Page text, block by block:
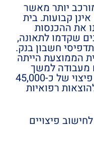
יותר מאשר
קבועות. בית
את ההכנסות
שקדמו לתאונה,
חשבון בנק.
הממוצעת הייתה
מעבודה למשך
שלושה חודשים, תוכלו לתבוע פיצוי של כ-45,000
רפואיות
פיצויים